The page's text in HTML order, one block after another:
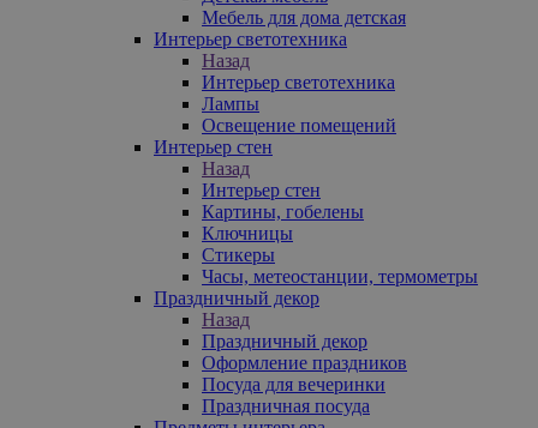
Мебель для дома детская
Интерьер светотехника
Назад
Интерьер светотехника
Лампы
Освещение помещений
Интерьер стен
Назад
Интерьер стен
Картины, гобелены
Ключницы
Стикеры
Часы, метеостанции, термометры
Праздничный декор
Назад
Праздничный декор
Оформление праздников
Посуда для вечеринки
Праздничная посуда